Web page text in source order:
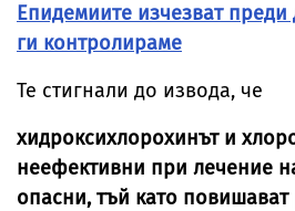
Епидемиите изчезват преди
ги контролираме
Те стигнали до извода, че
хидроксихлорохинът и
неефективни при лечение
опасни, тъй като повишават